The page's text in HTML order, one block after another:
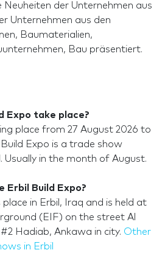
der Unternehmen aus
Unternehmen aus den
Baumaterialien,
Bau präsentiert.
Expo take place?
place from 27 August 2026 to
Expo is a trade show
Usually in the month of August.
Erbil Build Expo?
in Erbil, Iraq and is held at
(EIF) on the street Al
Hadiab, Ankawa in city. Other
in Erbil